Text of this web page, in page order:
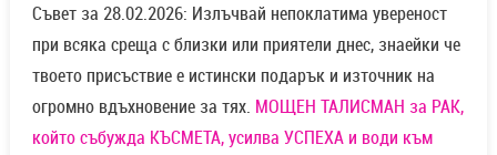
Съвет за 28.02.2026: Излъчвай непоклатима увереност
при всяка среща с близки или приятели днес, знаейки че
твоето присъствие е истински подарък и източник на
огромно вдъхновение за тях. МОЩЕН ТАЛИСМАН за РАК,
който събужда КЪСМЕТА, усилва УСПЕХА и води към